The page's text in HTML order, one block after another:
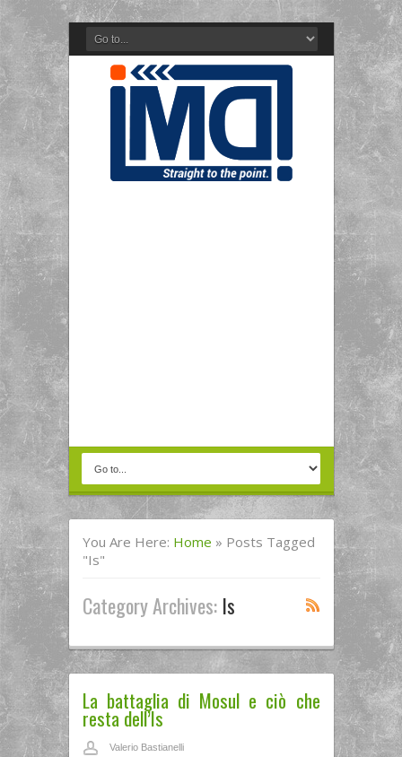
You Are Here: Home » Posts Tagged
"is"
Category Archives: Is
La battaglia di Mosul e ciò che
resta dell’Is
Valerio Bastianelli